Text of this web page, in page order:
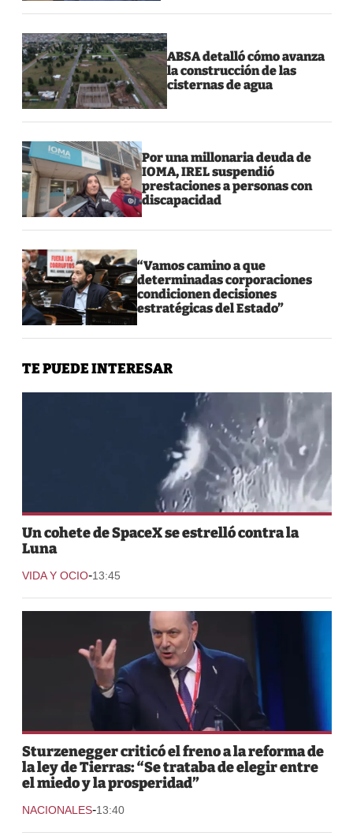
ABSA detalló cómo avanza
la construcción de las
cisternas de agua
Por una millonaria deuda de
IOMA, IREL suspendió
prestaciones a personas con
discapacidad
“Vamos camino a que
determinadas corporaciones
condicionen decisiones
estratégicas del Estado”
TE PUEDE INTERESAR
Un cohete de SpaceX se estrelló contra la
Luna
VIDA Y OCIO-13:45
Sturzenegger criticó el freno a la reforma de
la ley de Tierras: “Se trataba de elegir entre
el miedo y la prosperidad”
NACIONALES-13:40